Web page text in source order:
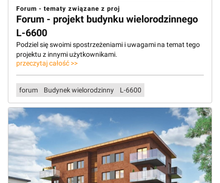
Forum - tematy związane z proj
Forum - projekt budynku wielorodzinnego
L-6600
Podziel się swoimi spostrzeżeniami i uwagami na temat tego
projektu z innymi użytkownikami.
przeczytaj całość >>
forum Budynek wielorodzinny L-6600